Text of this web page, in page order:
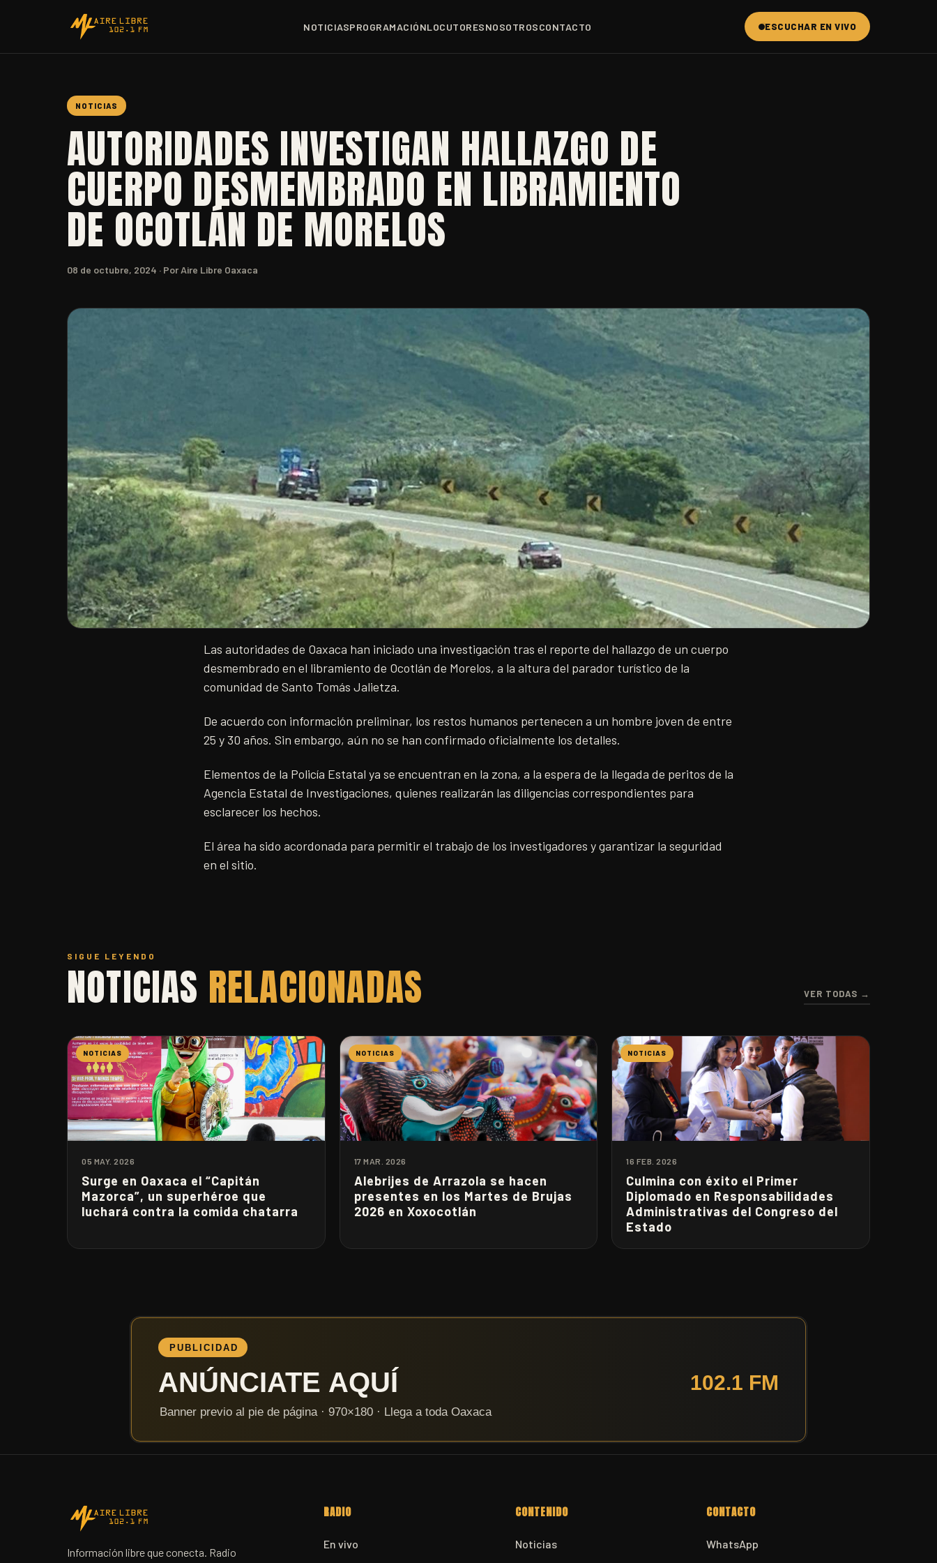
NOTICIASPROGRAMACIÓNLOCUTORESNOSOTROSCONTACTO ESCUCHAR EN VIVO
NOTICIAS
AUTORIDADES INVESTIGAN HALLAZGO DE
CUERPO DESMEMBRADO EN LIBRAMIENTO
DE OCOTLÁN DE MORELOS
08 de octubre, 2024 · Por Aire Libre Oaxaca
Las autoridades de Oaxaca han iniciado una investigación tras el reporte del hallazgo de un cuerpo
desmembrado en el libramiento de Ocotlán de Morelos, a la altura del parador turístico de la
comunidad de Santo Tomás Jalietza.
De acuerdo con información preliminar, los restos humanos pertenecen a un hombre joven de entre
25 y 30 años. Sin embargo, aún no se han confirmado oficialmente los detalles.
Elementos de la Policía Estatal ya se encuentran en la zona, a la espera de la llegada de peritos de la
Agencia Estatal de Investigaciones, quienes realizarán las diligencias correspondientes para
esclarecer los hechos.
El área ha sido acordonada para permitir el trabajo de los investigadores y garantizar la seguridad
en el sitio.
SIGUE LEYENDO
NOTICIAS RELACIONADAS VER TODAS →
NOTICIAS
05 MAY. 2026
Surge en Oaxaca el “Capitán
Mazorca”, un superhéroe que
luchará contra la comida chatarra
NOTICIAS
17 MAR. 2026
Alebrijes de Arrazola se hacen
presentes en los Martes de Brujas
2026 en Xoxocotlán
NOTICIAS
16 FEB. 2026
Culmina con éxito el Primer
Diplomado en Responsabilidades
Administrativas del Congreso del
Estado
Información libre que conecta. Radio
RADIO
En vivo
CONTENIDO
Noticias
CONTACTO
WhatsApp